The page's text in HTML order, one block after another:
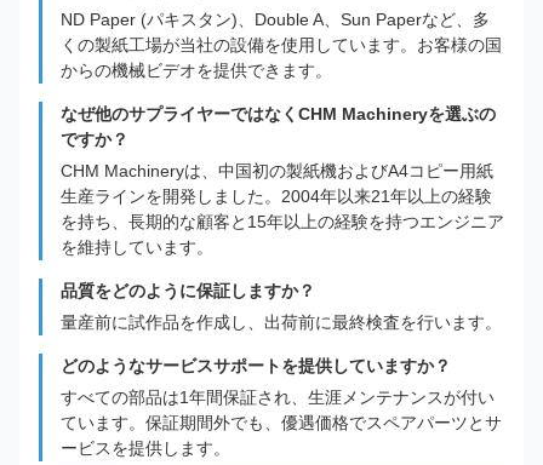
ND Paper (パキスタン)、Double A、Sun Paperなど、多
くの製紙工場が当社の設備を使用しています。お客様の国
からの機械ビデオを提供できます。
なぜ他のサプライヤーではなくCHM Machineryを選ぶの
ですか？
CHM Machineryは、中国初の製紙機およびA4コピー用紙
生産ラインを開発しました。2004年以来21年以上の経験
を持ち、長期的な顧客と15年以上の経験を持つエンジニア
を維持しています。
品質をどのように保証しますか？
量産前に試作品を作成し、出荷前に最終検査を行います。
どのようなサービスサポートを提供していますか？
すべての部品は1年間保証され、生涯メンテナンスが付い
ています。保証期間外でも、優遇価格でスペアパーツとサ
ービスを提供します。